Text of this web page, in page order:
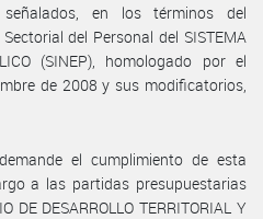
señalados, en los términos del
del Personal del SISTEMA
(SINEP), homologado por el
de 2008 y sus modificatorios,
el cumplimiento de esta
a las partidas presupuestarias
DESARROLLO TERRITORIAL Y